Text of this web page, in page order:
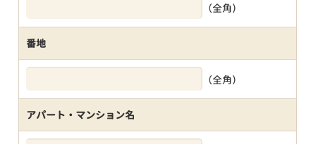
（全角）
番地
（全角）
アパート・マンション名